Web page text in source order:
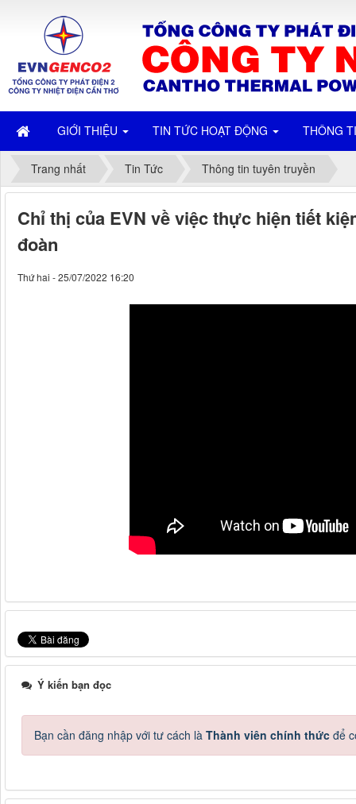
GIỚI THIỆU TIN TỨC HOẠT ĐỘNG THÔNG
Trang nhất Tin Tức Thông tin tuyên truyền
Chỉ thị của EVN về việc thực hiện tiết
đoàn
Thứ hai - 25/07/2022 16:20
Ý kiến bạn đọc
Bạn cần đăng nhập với tư cách là Thành viên chính thức để